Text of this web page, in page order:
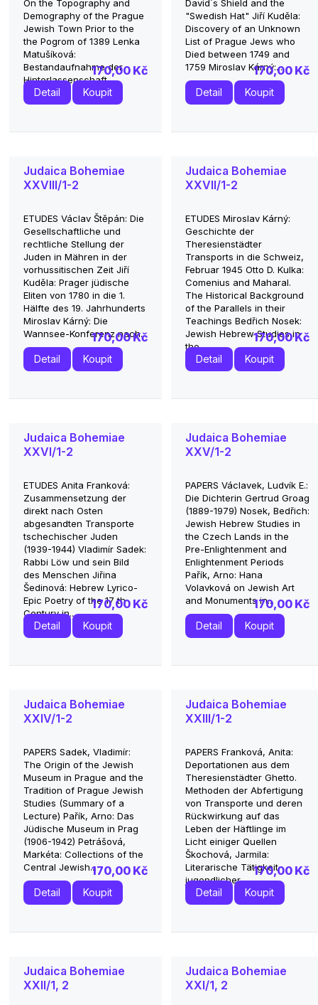
On the Topography and
Demography of the Prague
Jewish Town Prior to the
the Pogrom of 1389 Lenka
Matušíková:
Bestandaufnahme der
Hinterlassenschaft...
170,00 Kč
Detail Koupit
David´s Shield and the
"Swedish Hat" Jiří Kuděla:
Discovery of an Unknown
List of Prague Jews who
Died between 1749 and
1759 Miroslav Kárný:...170,00 Kč
Detail Koupit
Judaica Bohemiae
XXVIII/1-2
ETUDES Václav Štěpán: Die
Gesellschaftliche und
rechtliche Stellung der
Juden in Mähren in der
vorhussitischen Zeit Jiří
Kuděla: Prager jüdische
Eliten von 1780 in die 1.
Hälfte des 19. Jahrhunderts
Miroslav Kárný: Die
Wannsee-Konferenz nach...
170,00 Kč
Detail Koupit
Judaica Bohemiae
XXVII/1-2
ETUDES Miroslav Kárný:
Geschichte der
Theresienstädter
Transports in die Schweiz,
Februar 1945 Otto D. Kulka:
Comenius and Maharal.
The Historical Background
of the Parallels in their
Teachings Bedřich Nosek:
Jewish Hebrew Studies in
the...
170,00 Kč
Detail Koupit
Judaica Bohemiae
XXVI/1-2
ETUDES Anita Franková:
Zusammensetzung der
direkt nach Osten
abgesandten Transporte
tschechischer Juden
(1939-1944) Vladimír Sadek:
Rabbi Löw und sein Bild
des Menschen Jiřina
Šedinová: Hebrew Lyrico-
Epic Poetry of the 17 th
Century in...
170,00 Kč
Detail Koupit
Judaica Bohemiae
XXV/1-2
PAPERS Václavek, Ludvík E.:
Die Dichterin Gertrud Groag
(1889-1979) Nosek, Bedřich:
Jewish Hebrew Studies in
the Czech Lands in the
Pre-Enlightenment and
Enlightenment Periods
Pařík, Arno: Hana
Volavková on Jewish Art
and Monuments in...170,00 Kč
Detail Koupit
Judaica Bohemiae
XXIV/1-2
PAPERS Sadek, Vladimír:
The Origin of the Jewish
Museum in Prague and the
Tradition of Prague Jewish
Studies (Summary of a
Lecture) Pařík, Arno: Das
Jüdische Museum in Prag
(1906-1942) Petrášová,
Markéta: Collections of the
Central Jewish...170,00 Kč
Detail Koupit
Judaica Bohemiae
XXIII/1-2
PAPERS Franková, Anita:
Deportationen aus dem
Theresienstädter Ghetto.
Methoden der Abfertigung
von Transporte und deren
Rückwirkung auf das
Leben der Häftlinge im
Licht einiger Quellen
Škochová, Jarmila:
Literarische Tätigkeit
jugendlicher...
170,00 Kč
Detail Koupit
Judaica Bohemiae
XXII/1, 2
Judaica Bohemiae
XXI/1, 2